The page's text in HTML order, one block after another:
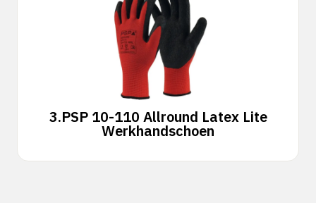
3.PSP 10-110 Allround Latex Lite
Werkhandschoen